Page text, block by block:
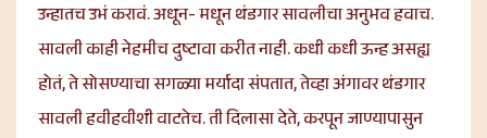
उन्हातच उभं करावं. अधून- मधून थंडगार सावलीचा अनुभव हवाच.
सावली काही नेहमीच दुष्टावा करीत नाही. कधी कधी ऊन्ह असह्य
होतं, ते सोसण्याचा सगळ्या मर्यादा संपतात, तेव्हा अंगावर थंडगार
सावली हवीहवीशी वाटतेच. ती दिलासा देते, करपून जाण्यापासुन